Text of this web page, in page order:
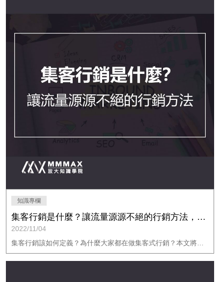
知識專欄
集客行銷是什麼？讓流量源源不絕的行銷方法，交給集客式行銷！｜放大知識學院
2022/11/04